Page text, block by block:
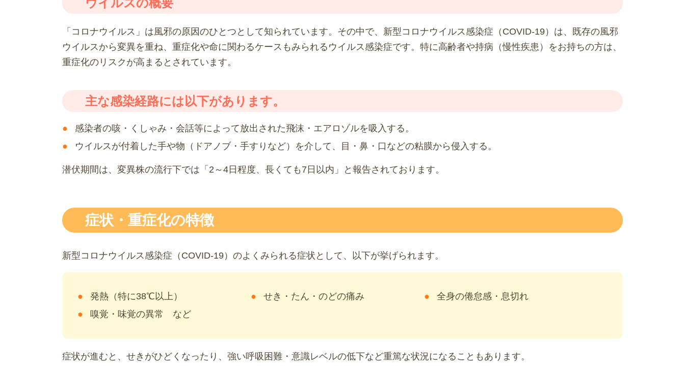
ウイルスの概要
「コロナウイルス」は風邪の原因のひとつとして知られています。その中で、新型コロナウイルス感染症（COVID-19）は、既存の風邪
ウイルスから変異を重ね、重症化や命に関わるケースもみられるウイルス感染症です。特に高齢者や持病（慢性疾患）をお持ちの方は、
重症化のリスクが高まるとされています。
主な感染経路には以下があります。
感染者の咳・くしゃみ・会話等によって放出された飛沫・エアロゾルを吸入する。
ウイルスが付着した手や物（ドアノブ・手すりなど）を介して、目・鼻・口などの粘膜から侵入する。
潜伏期間は、変異株の流行下では「2～4日程度、長くても7日以内」と報告されております。
症状・重症化の特徴
新型コロナウイルス感染症（COVID-19）のよくみられる症状として、以下が挙げられます。
発熱（特に38℃以上） せき・たん・のどの痛み
全身の倦怠感・息切れ
嗅覚・味覚の異常 など
症状が進むと、せきがひどくなったり、強い呼吸困難・意識レベルの低下など重篤な状況になることもあります。